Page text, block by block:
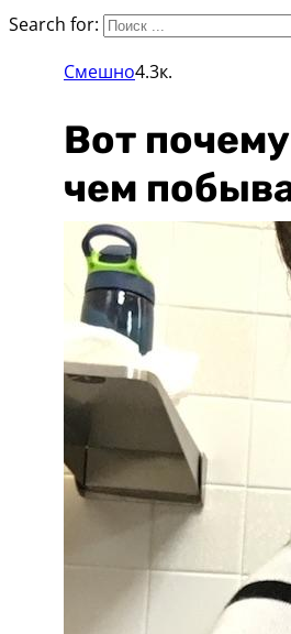
Search for:
Смешно4.3к.
Вот
чем